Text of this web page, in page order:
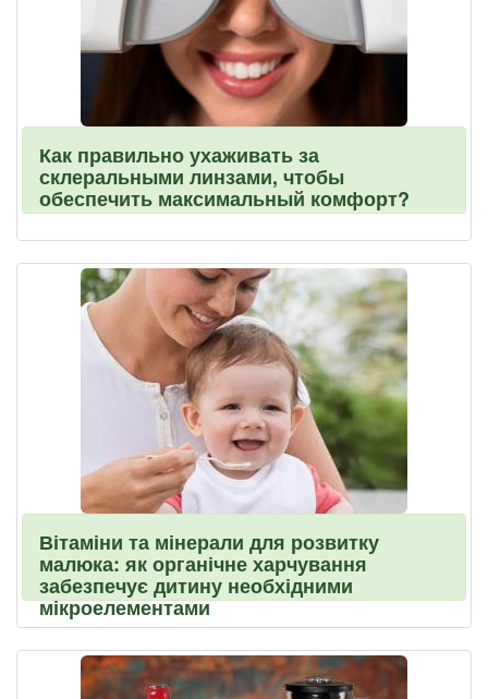
Как правильно ухаживать за
склеральными линзами, чтобы
обеспечить максимальный комфорт?
Вітаміни та мінерали для розвитку
малюка: як органічне харчування
забезпечує дитину необхідними
мікроелементами